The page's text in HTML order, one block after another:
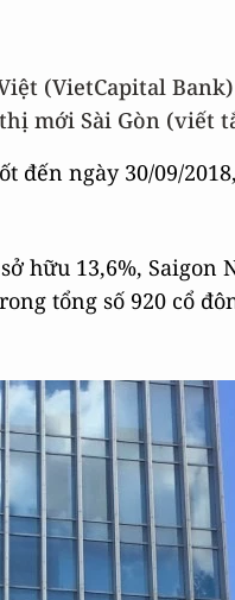
(VietCapital
mới Sài Gòn (viết
đến ngày 30/09/
hữu 13,6%, Saigon
tổng số 920 cổ